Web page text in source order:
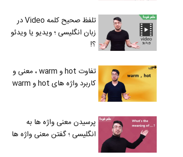
تلفظ صحیح کلمه Video در
زبان انگلیسی ؛ ویدیو یا ویدئو
؟!
تفاوت hot و warm ، معنی و
کاربرد واژه های hot و warm
پرسیدن معنی واژه ها به
انگلیسی ؛ گفتن معنی واژه ها